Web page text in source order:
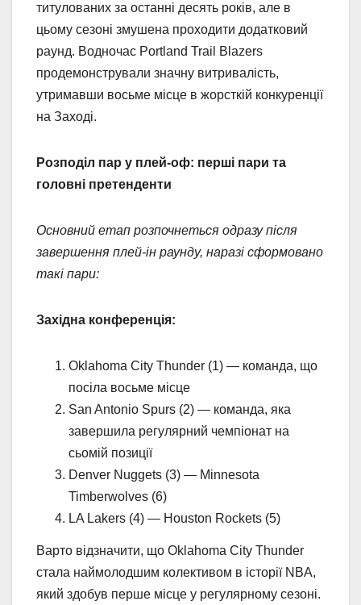
титулованих за останні десять років, але в
цьому сезоні змушена проходити додатковий
раунд. Водночас Portland Trail Blazers
продемонстрували значну витривалість,
утримавши восьме місце в жорсткій конкуренції
на Заході.
Розподіл пар у плей-оф: перші пари та
головні претенденти
Основний етап розпочнеться одразу після
завершення плей-ін раунду, наразі сформовано
такі пари:
Західна конференція:
Oklahoma City Thunder (1) — команда, що
посіла восьме місце
San Antonio Spurs (2) — команда, яка
завершила регулярний чемпіонат на
сьомій позиції
Denver Nuggets (3) — Minnesota
Timberwolves (6)
LA Lakers (4) — Houston Rockets (5)
Варто відзначити, що Oklahoma City Thunder
стала наймолодшим колективом в історії NBA,
який здобув перше місце у регулярному сезоні.